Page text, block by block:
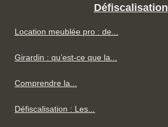
Défiscalisation
Location meublée pro : de...
Girardin : qu’est-ce que la...
Comprendre la...
Défiscalisation : Les...